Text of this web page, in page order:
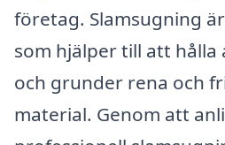
företag. Slamsugning
som hjälper till att hålla
och grunder rena och
material. Genom att